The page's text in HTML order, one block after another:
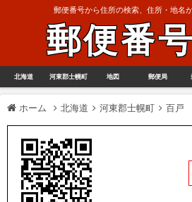
郵便番号から住所の検索、住所・地名
郵便番
北海道 河東郡士幌町 地図 郵便局
ホーム 北海道 河東郡士幌町 百戸